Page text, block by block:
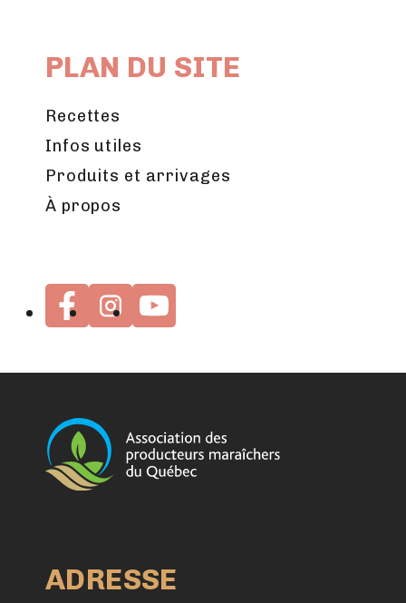
PLAN DU SITE
Recettes
Infos utiles
Produits et arrivages
À propos
ADRESSE